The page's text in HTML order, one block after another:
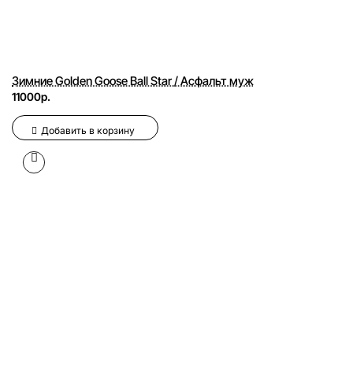
Зимние Golden Goose Ball Star / Асфальт муж
11000р.
Добавить в корзину